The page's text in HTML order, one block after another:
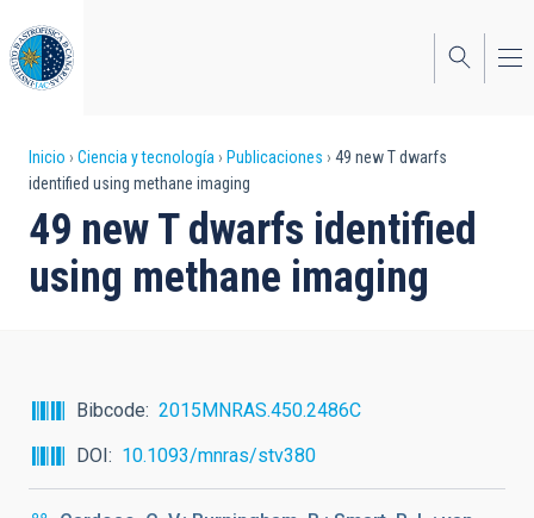
al
contenido
principal
Sobrescribir
enlaces
de
ayuda
navegación
Inicio Ciencia y tecnología Publicaciones
49 new T dwarfs
identified using methane imaging
49 new T dwarfs identified
using methane imaging
Bibcode
2015MNRAS.450.2486C
DOI
10.1093/mnras/stv380